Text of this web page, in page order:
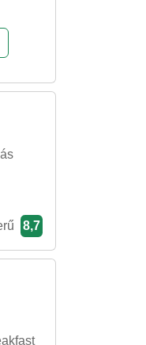
8,7